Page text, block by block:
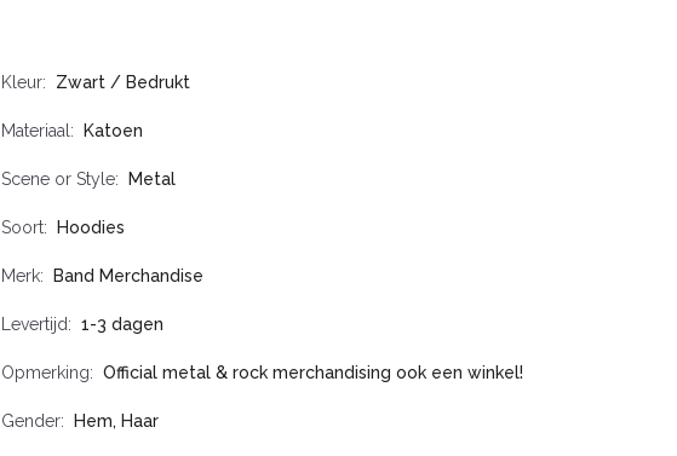
Kleur Zwart / Bedrukt
Materiaal Katoen
Scene or Style Metal
Soort Hoodies
Merk Band Merchandise
Levertijd 1-3 dagen
Opmerking Official metal & rock merchandising ook een winkel!
Gender Hem, Haar